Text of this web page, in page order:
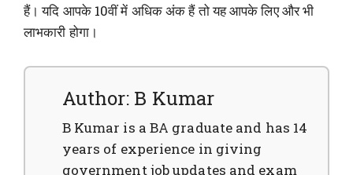
हैं। यदि आपके 10वीं में अधिक अंक हैं तो यह आपके लिए और भी
लाभकारी होगा।
Author: B Kumar
B Kumar is a BA graduate and has 14
years of experience in giving
government job updates and exam